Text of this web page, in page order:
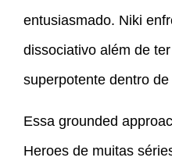
entusiasmado. Niki
dissociativo além de
superpotente dentro
Essa grounded
Heroes de muitas